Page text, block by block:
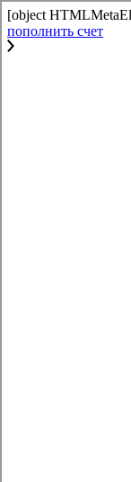
[object
пополнить счет